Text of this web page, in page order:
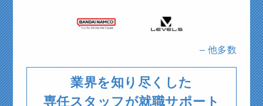
– 他多数
業界を知り尽くした
専任スタッフが就職サポート